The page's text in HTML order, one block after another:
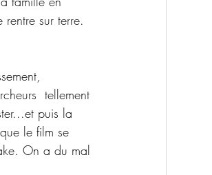
sur terre.
tellement
puis la
le film se
On a du mal